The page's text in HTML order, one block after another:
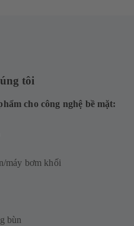
tôi
cho công nghệ bề mặt:
máy bơm khối
bùn